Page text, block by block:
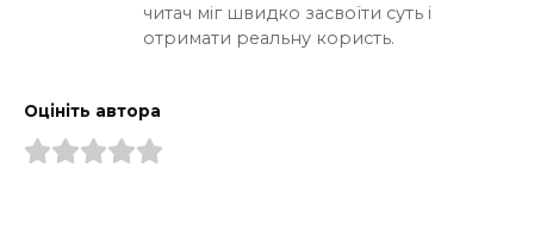
читач міг швидко засвоїти суть і
отримати реальну користь.
Оцініть автора